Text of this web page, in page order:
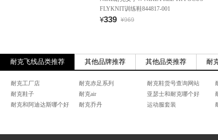
FLYKNIT训练鞋844817-001
¥339 ¥969
耐克飞线品类推荐 其他品牌推荐 其他品类推荐 耐
耐克工厂店 耐克赤足系列 耐克鞋货号查询网站
耐克鞋子
耐克air 亚瑟士和耐克哪个好
耐克和阿迪达斯哪个好
耐克乔丹 运动服套装